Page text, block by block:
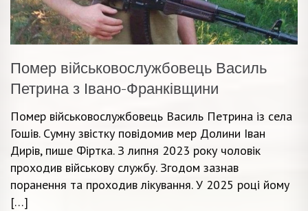
Помер військовослужбовець Василь
Петрина з Івано-Франківщини
Помер військовослужбовець Василь Петрина із села
Гошів. Сумну звістку повідомив мер Долини Іван
Дирів, пише Фіртка. З липня 2023 року чоловік
проходив військову службу. Згодом зазнав
поранення та проходив лікування. У 2025 році йому
[…]